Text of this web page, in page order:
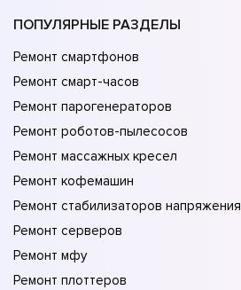
ПОПУЛЯРНЫЕ РАЗДЕЛЫ
Ремонт смартфонов
Ремонт смарт-часов
Ремонт парогенераторов
Ремонт роботов-пылесосов
Ремонт массажных кресел
Ремонт кофемашин
Ремонт стабилизаторов напряжения
Ремонт серверов
Ремонт мфу
Ремонт плоттеров